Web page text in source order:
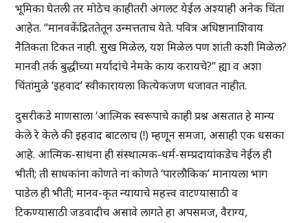
भूमिका घेतली तर मोठेच काहीतरी अंगलट येईल अश्याही अनेक चिंता
आहेत. “मानवकेंद्रिततेतून उन्मत्तताच येते. पवित्र अधिष्ठानाशिवाय
नैतिकता टिकत नाही. सुख मिळेल, यश मिळेल पण शांती कशी मिळेल?
मानवी तर्क बुद्धीच्या मर्यादांचे नेमके काय करायचे?” ह्या व अशा
चिंतांमुळे ‘इहवाद’ स्वीकारायला कित्येकजण धजावत नाहीत.
दुसरीकडे माणसाला ‘आत्मिक स्वरूपाचे काही प्रश्न असतात हे मान्य
केले रे केले की इहवाद बाटलाच (!) म्हणून समजा, असाही एक धसका
आहे. आत्मिक-साधना ही संस्थात्मक-धर्म-सम्प्रदायांकडेच नेईल ही
भीती; ती साधकांना कोणते ना कोणते ‘पारलौकिक’ मानायला भाग
पाडेल ही भीती; मानव-कृत न्यायाचे महत्त्व वाटण्यासाठी व
टिकण्यासाठी जडवादीच असावे लागते हा अपसमज, वैराग्य,